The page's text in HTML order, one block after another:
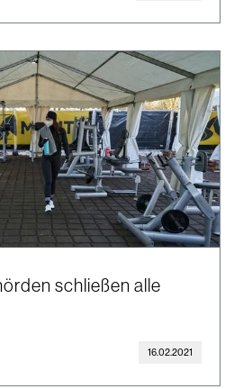
schließen alle
16.02.2021